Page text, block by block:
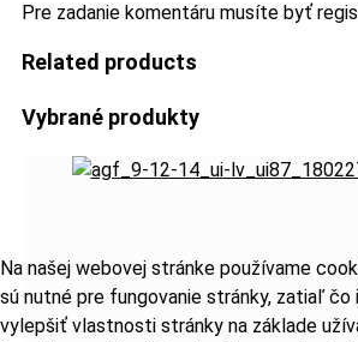
Pre zadanie komentáru musíte byť
Related products
Vybrané produkty
Na našej webovej stránke používame
sú nutné pre fungovanie stránky, zatiaľ čo
vylepšiť vlastnosti stránky na základe